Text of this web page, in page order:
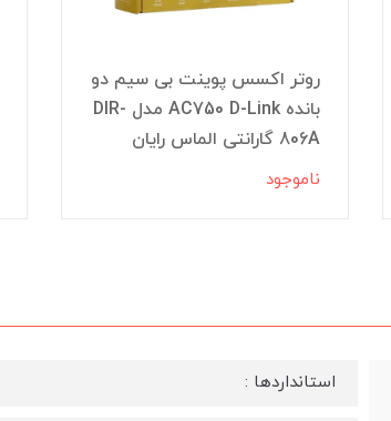
روتر اکسس پوینت بی سیم دو
بانده AC750 D-Link مدل DIR-
806A گارانتی الماس رایان
ناموجود
استانداردها :